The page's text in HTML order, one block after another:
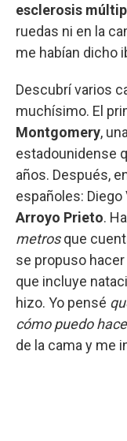
esclerosis
ruedas ni en la
me habían dicho
Descubrí varios
muchísimo. El
Montgomery,
estadounidense
años. Después,
españoles: Diego
Arroyo Prieto.
metrosque
se propuso
que incluye
hizo. Yo pensé
cómo puedo
de la cama y me